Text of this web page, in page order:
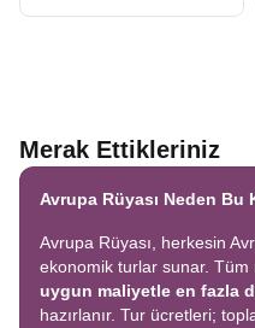
Merak Ettikleriniz
Avrupa Rüyası Neden Bu
Avrupa Rüyası, herkesin
ekonomik turlar sunar. Tüm
uygun maliyetle en fazla
hazırlanır. Tur ücretleri;